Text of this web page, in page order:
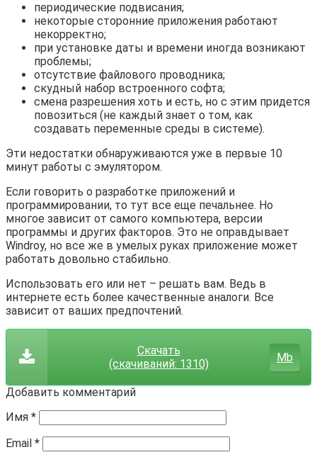
периодические подвисания;
некоторые сторонние приложения работают
некорректно;
при установке даты и времени иногда возникают
проблемы;
отсутствие файлового проводника;
скудный набор встроенного софта;
смена разрешения хоть и есть, но с этим придется
повозиться (не каждый знает о том, как
создавать переменные среды в системе).
Эти недостатки обнаруживаются уже в первые 10
минут работы с эмулятором.
Если говорить о разработке приложений и
программировании, то тут все еще печальнее. Но
многое зависит от самого компьютера, версии
программы и других факторов. Это не оправдывает
Windroy, но все же в умелых руках приложение может
работать довольно стабильно.
Использовать его или нет – решать вам. Ведь в
интернете есть более качественные аналоги. Все
зависит от ваших предпочтений.
Скачать
(cкачиваний: 1310)
Mb
Добавить комментарий
Имя *
Email *